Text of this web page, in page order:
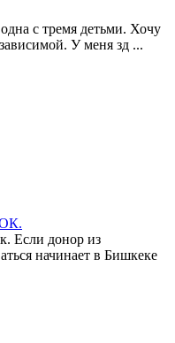
с тремя детьми. Хочу
У меня зд ...
Если донор из
начинает в Бишкеке